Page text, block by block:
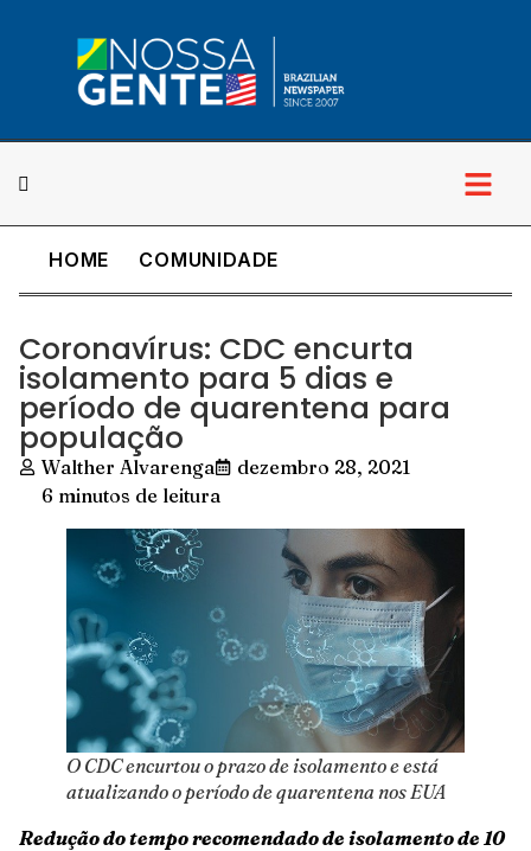
HOME COMUNIDADE
Coronavírus: CDC encurta
isolamento para 5 dias e
período de quarentena para
população
Walther Alvarenga
dezembro 28, 2021
6 minutos de leitura
O CDC encurtou o prazo de isolamento e está
atualizando o período de quarentena nos EUA
Redução do tempo recomendado de isolamento de 10